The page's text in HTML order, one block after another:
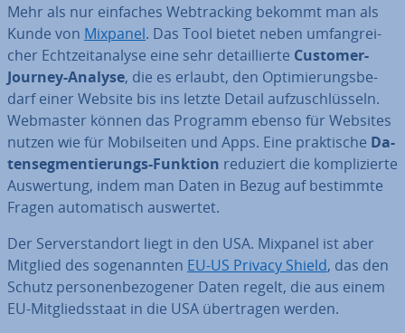
Mehr als nur einfaches Web­track­ing bekommt man als
Kunde von Mixpanel. Das Tool bietet neben um­fang­rei­
cher Echt­zeit­ana­ly­se eine sehr de­tail­lier­te Customer-
Journey-Analyse, die es erlaubt, den Op­ti­mie­rungs­be­
darf einer Website bis ins letzte Detail auf­zu­schlüs­seln.
Webmaster können das Programm ebenso für Websites
nutzen wie für Mo­bil­sei­ten und Apps. Eine prak­ti­sche Da­
ten­seg­men­tie­rungs-Funktion reduziert die kom­pli­zier­te
Aus­wer­tung, indem man Daten in Bezug auf bestimmte
Fragen au­to­ma­tisch auswertet.
Der Ser­ver­stand­ort liegt in den USA. Mixpanel ist aber
Mitglied des so­ge­nann­ten EU-US Privacy Shield, das den
Schutz per­so­nen­be­zo­ge­ner Daten regelt, die aus einem
EU-Mit­glieds­staat in die USA über­tra­gen werden.